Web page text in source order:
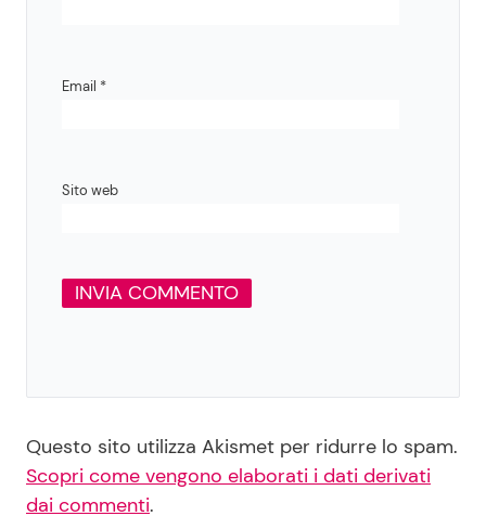
Email *
Sito web
Questo sito utilizza Akismet per ridurre lo spam.
Scopri come vengono elaborati i dati derivati
dai commenti.